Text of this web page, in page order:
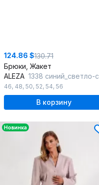
124.86 $130.71
Брюки, Жакет
ALEZA 1338 синий_светло-серый
46, 48, 50, 52, 54, 56
В корзину
Новинка